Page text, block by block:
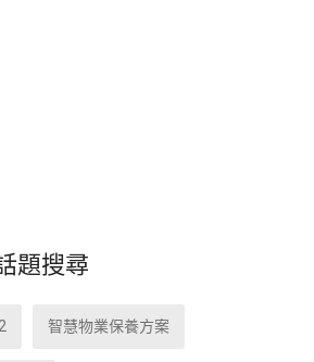
題搜尋
智慧物業保養方案